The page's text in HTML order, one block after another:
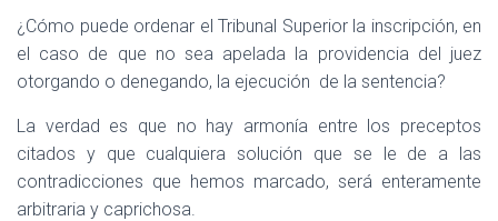
¿Cómo puede ordenar el Tribunal Superior la inscripción, en
el caso de que no sea apelada la providencia del juez
otorgando o denegando, la ejecución de la sentencia?
La verdad es que no hay armonía entre los preceptos
citados y que cualquiera solución que se le de a las
contradicciones que hemos marcado, será enteramente
arbitraria y caprichosa.